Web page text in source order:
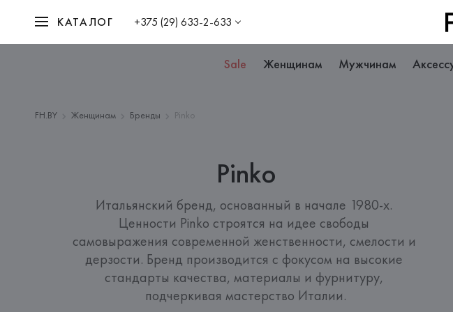
КАТАЛОГ +375 (29) 633-2-633
Sale Женщинам Мужчинам
FH.BY Женщинам Бренды Pinko
Pinko
Итальянский бренд, основанный в начале 1980-х.
Ценности Pinko строятся на идее свободы
самовыражения современной женственности, смелости и
дерзости. Бренд производится с фокусом на высокие
стандарты качества, материалы и фурнитуру,
подчеркивая мастерство Италии.